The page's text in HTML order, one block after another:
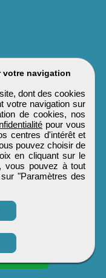
votre navigation
dont des cookies
votre navigation sur
de cookies, nos
pour vous
centres d'intérêt et
pouvez choisir de
en cliquant sur le
vous pouvez à tout
"Paramètres des
- 2026